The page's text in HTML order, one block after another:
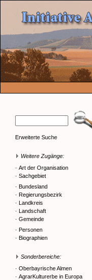
Erweiterte Suche
Weitere Zugänge:
· Art der Organisation
· Sachgebiet
· Bundesland
· Regierungsbezirk
· Landkreis
· Landschaft
· Gemeinde
· Personen
· Biographien
Sonderbereiche:
· Oberbayrische Almen
· AgrarKulturerbe in Europa